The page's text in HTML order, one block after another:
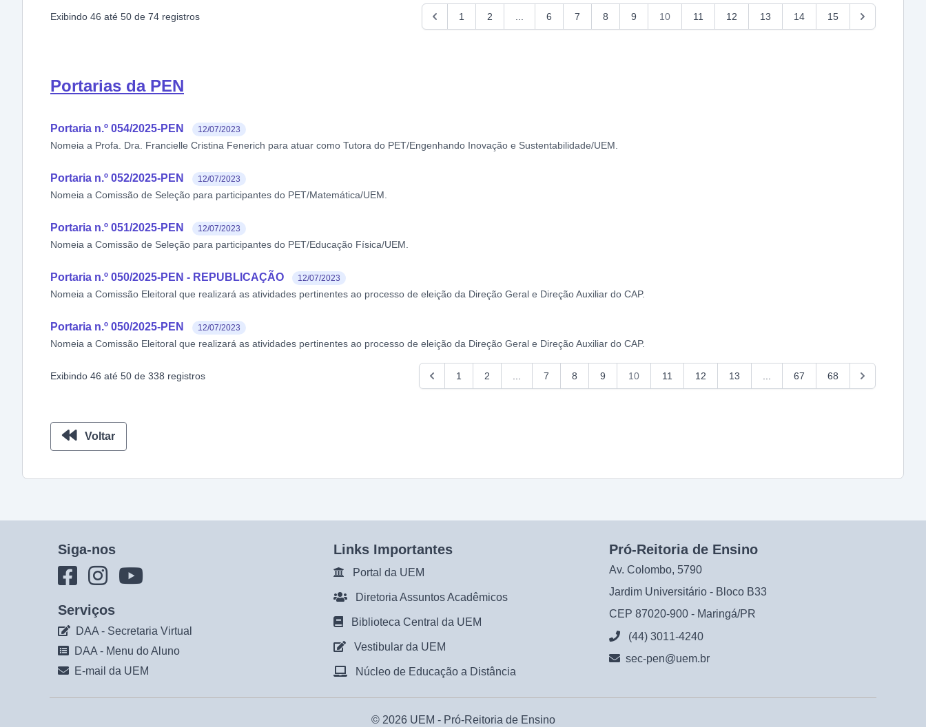
Exibindo 46 até 50 de 74 registros 1 2 6 7 8 9 10 11 12 13 14 15
Portarias da PEN
Portaria n.º 054/2025-PEN 12/07/2023
Nomeia a Profa. Dra. Francielle Cristina Fenerich para atuar como Tutora do PET/Engenhando Inovação e Sustentabilidade/UEM.
Portaria n.º 052/2025-PEN 12/07/2023
Nomeia a Comissão de Seleção para participantes do PET/Matemática/UEM.
Portaria n.º 051/2025-PEN 12/07/2023
Nomeia a Comissão de Seleção para participantes do PET/Educação Física/UEM.
Portaria n.º 050/2025-PEN - REPUBLICAÇÃO 12/07/2023
Nomeia a Comissão Eleitoral que realizará as atividades pertinentes ao processo de eleição da Direção Geral e Direção Auxiliar do CAP.
Portaria n.º 050/2025-PEN 12/07/2023
Nomeia a Comissão Eleitoral que realizará as atividades pertinentes ao processo de eleição da Direção Geral e Direção Auxiliar do CAP.
Exibindo 46 até 50 de 338 registros 1 2 7 8 9 10 11 12 13 67 68
Voltar
Siga-nos
Serviços
DAA - Secretaria Virtual
DAA - Menu do Aluno
E-mail da UEM
Links Importantes
Portal da UEM
Diretoria Assuntos Acadêmicos
Biblioteca Central da UEM
Vestibular da UEM
Núcleo de Educação a Distância
Pró-Reitoria de Ensino
Av. Colombo, 5790
Jardim Universitário - Bloco B33
CEP 87020-900 - Maringá/PR
(44) 3011-4240
sec-pen@uem.br
© 2026 UEM - Pró-Reitoria de Ensino